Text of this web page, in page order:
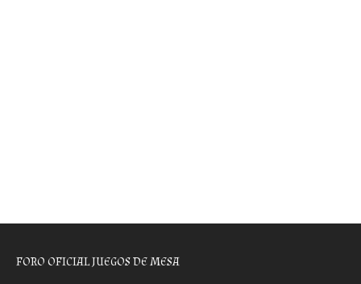
FORO OFICIAL JUEGOS DE MESA